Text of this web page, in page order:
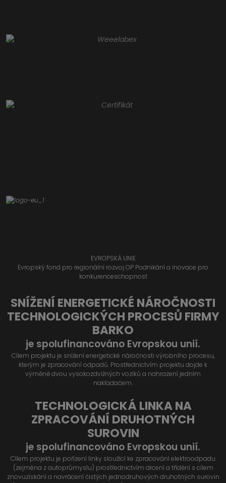
EVROPSKÁ UNIE
Evropský fond pro regionální rozvoj OP Podnikání a inovace pro
konkurenceschopnost
SNÍŽENÍ ENERGETICKÉ NÁROČNOSTI
TECHNOLOGICKÝCH PROCESŮ FIRMY
BARKO
je spolufinancováno Evropskou unií.
Cílem projektu je snížení energetické náročnosti výrobního procesu,
kterým je zpracování odpadů. Prostřednictvím projektu dojde k
výměně dvou vysokozdvižných vozíků a nahrazení jedním
nakladačem.
TECHNOLOGICKÁ LINKA NA
ZPRACOVÁNÍ DRUHOTNÝCH
SUROVIN
je spolufinancováno Evropskou unií.
Cílem projektu je pořízení linky sloužící ke zpracování elektroodpadu
(zejména z autoprůmyslu) prostřednictvím drcení a třídění s cílem
znovuzískání a navrácení čistých jednodruhových druhotných surovin